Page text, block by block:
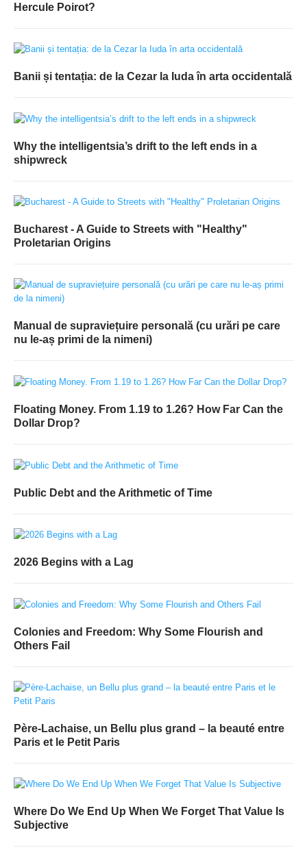
Hercule Poirot?
Banii și tentația: de la Cezar la Iuda în arta occidentală
Why the intelligentsia’s drift to the left ends in a
shipwreck
Bucharest - A Guide to Streets with "Healthy"
Proletarian Origins
Manual de supraviețuire personală (cu urări pe care
nu le-aș primi de la nimeni)
Floating Money. From 1.19 to 1.26? How Far Can the
Dollar Drop?
Public Debt and the Arithmetic of Time
2026 Begins with a Lag
Colonies and Freedom: Why Some Flourish and
Others Fail
Père-Lachaise, un Bellu plus grand – la beauté entre
Paris et le Petit Paris
Where Do We End Up When We Forget That Value Is
Subjective